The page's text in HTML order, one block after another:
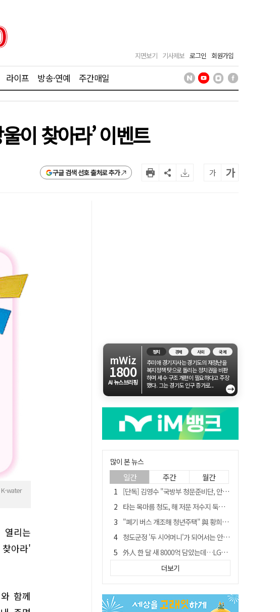
지면보기 기사제보 로그인 회원가입
라이프 방송·연예 주간매일
이 찾아라’ 이벤트
구글 검색 선호 출처로 추가 가 가
K-water
열리는
아라'
함께
mWiz
1800
AI 뉴스브리핑
정치 경제 사회 국제
추미애 경기지사는 경기도의 재정난을
복지정책 탓으로 돌리는 정치권을 비판
하며 세수 구조 개편이 필요하다고 주장
했다. 그는 경기도 인구 증가로...
→
많이 본 뉴스
일간 주간 월간
[단독] 김영수 "국방부 청문준비단, 안규백 탈영 알고있었다"
타는 목마름 청도, 해 저문 저수지 둑에 군수가 서 있었다
"폐기 버스 개조해 청년주택" 與 황희…'딸 학비는 年 4200만원'
청도군정 '두 시어머니'가 되어서는 안된다
外人 한 달 새 8000억 담았는데…LG이노텍 목표주가는 왜 엇갈릴까
임시휴업 들어갔던 홈플러스 영주점, 7일 영업 재개…지하 1층만 운영
SK하이닉스, 주당 375원 분기 배당 공시…"3분기 중 주주환원 방안 확정"
더보기